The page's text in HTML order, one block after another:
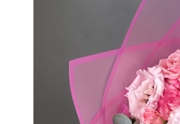
Цветочные
Весенняя